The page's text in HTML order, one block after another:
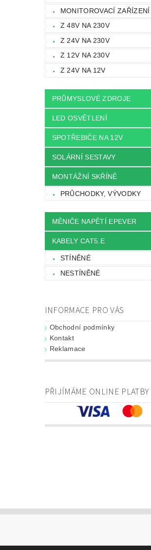
MONITOROVACÍ ZAŘÍZENÍ
Z 48V NA 230V
Z 24V NA 230V
Z 12V NA 230V
Z 24V NA 12V
PRŮMYSLOVÉ ZDROJE
LED OSVĚTLENÍ
SPOTŘEBIČE NA 12V
SOLÁRNÍ SESTAVY
MONTÁŽNÍ SKŘÍNĚ
PRŮCHODKY, VÝVODKY
MĚNIČE NAPĚTÍ EPEVER
KABELY CAT5.E
STÍNĚNÉ
NESTÍNĚNÉ
INFORMACE PRO VÁS
Obchodní podmínky
Kontakt
Reklamace
PŘIJÍMÁME ONLINE PLATBY